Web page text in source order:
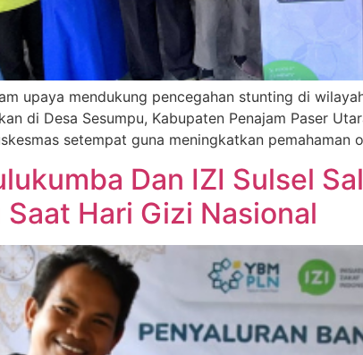
upaya mendukung pencegahan stunting di
di Desa Sesumpu, Kabupaten Penajam Paser
setempat guna meningkatkan
Dan IZI Sulsel
Hari Gizi Nasional